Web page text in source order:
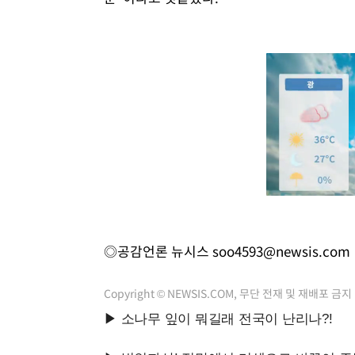
◎공감언론 뉴시스 soo4593@newsis.com
Copyright © NEWSIS.COM, 무단 전재 및 재배포 금지